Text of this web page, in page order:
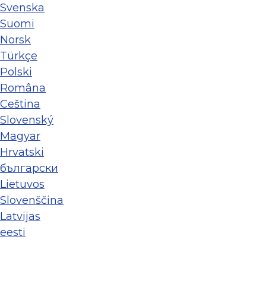
Svenska
Suomi
Norsk
Türkçe
Polski
Româna
Ceština
Slovenský
Magyar
Hrvatski
български
Lietuvos
Slovenščina
Latvijas
eesti